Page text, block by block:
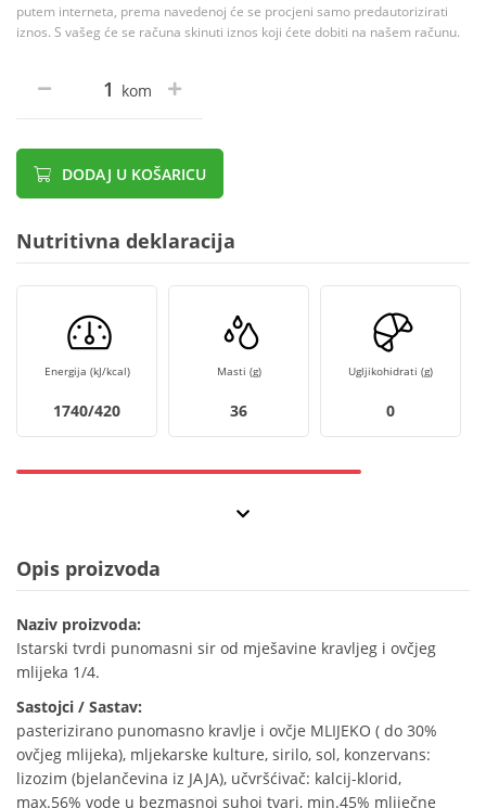
putem interneta, prema navedenoj će se procjeni samo predautorizirati
iznos. S vašeg će se računa skinuti iznos koji ćete dobiti na našem računu.
kom
DODAJ U KOŠARICU
Nutritivna deklaracija
Energija (kJ/kcal)
1740/420
Masti (g)
36
Ugljikohidrati (g)
0
Opis proizvoda
Naziv proizvoda:
Istarski tvrdi punomasni sir od mješavine kravljeg i ovčjeg
mlijeka 1/4.
Sastojci / Sastav:
pasterizirano punomasno kravlje i ovčje MLIJEKO ( do 30%
ovčjeg mlijeka), mljekarske kulture, sirilo, sol, konzervans:
lizozim (bjelančevina iz JAJA), učvršćivač: kalcij-klorid,
max.56% vode u bezmasnoj suhoj tvari, min.45% mliječne